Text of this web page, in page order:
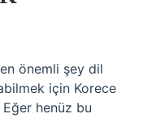
önemli şey dil
için Korece
henüz bu